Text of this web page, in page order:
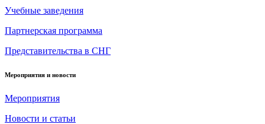
Учебные заведения
Партнерская программа
Представительства в СНГ
Мероприятия и новости
Мероприятия
Новости и статьи